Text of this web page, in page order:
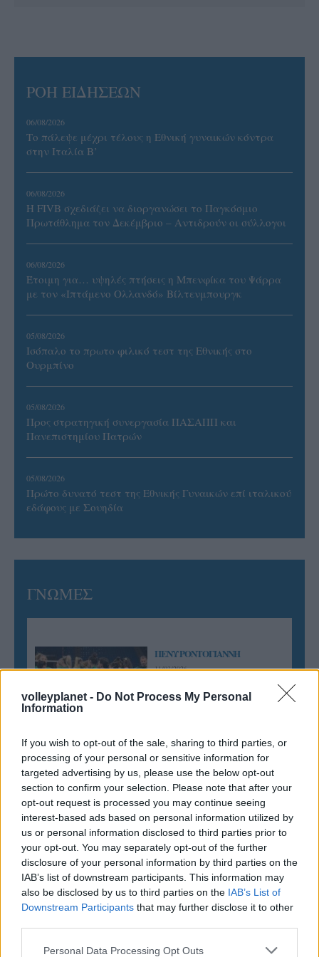
volleyplanet - Do Not Process My Personal
Information
If you wish to opt-out of the sale, sharing to third parties, or
processing of your personal or sensitive information for
targeted advertising by us, please use the below opt-out
section to confirm your selection. Please note that after your
opt-out request is processed you may continue seeing
interest-based ads based on personal information utilized by
us or personal information disclosed to third parties prior to
your opt-out. You may separately opt-out of the further
disclosure of your personal information by third parties on the
IAB’s list of downstream participants. This information may
also be disclosed by us to third parties on the IAB’s List of
Downstream Participants that may further disclose it to other
Please note that this website/app uses one or more Google
Personal Data Processing Opt Outs
ΡΟΗ ΕΙΔΗΣΕΩΝ
06/08/2026
Το πάλεψε μέχρι τέλους η Εθνική γυναικών κόντρα
στην Ιταλία Β’
06/08/2026
Η FIVB σχεδιάζει να διοργανώσει το Παγκόσμιο
Πρωτάθλημα τον Δεκέμβριο – Αντιδρούν οι σύλλογοι
06/08/2026
Έτοιμη για… υψηλές πτήσεις η Μπενφίκα του Ψάρρα
με τον «Ιπτάμενο Ολλανδό» Βίλτενμπουργκ
05/08/2026
Ισόπαλο το πρωτο φιλικό τεστ της Εθνικής στο
Ουρμπίνο
05/08/2026
Προς στρατηγική συνεργασία ΠΑΣΑΠΠ και
Πανεπιστημίου Πατρών
05/08/2026
Πρώτο δυνατό τεστ της Εθνικής Γυναικών επί ιταλικού
εδάφους με Σουηδία
ΓΝΩΜΕΣ
ΠΕΝΥ ΡΟΝΤΟΓΙΑΝΝΗ
11/03/2026
Από την Περούτζια του 2000
στο σήμερα: Tο τρίτο
ιστορία
ΗΛΙΑΣ ΠΑΠΑΪΩΑΝΝΟΥ
08/03/2026
Αναγνώριση και σεβασμός
οι σημαντικότερες νίκες του
Α.Ο. Θήρας